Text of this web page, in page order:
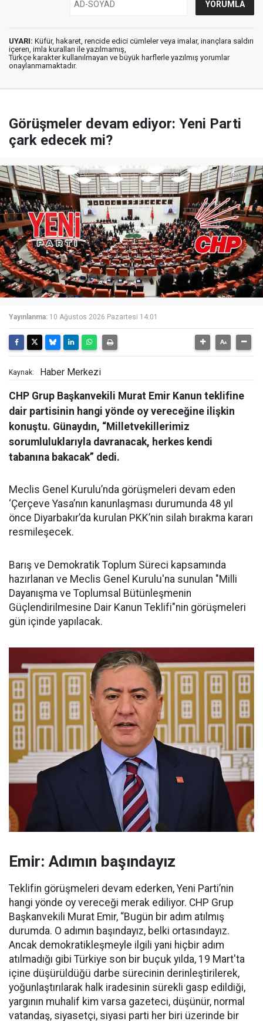
UYARI: Küfür, hakaret, rencide edici cümleler veya imalar, inançlara saldırı
içeren, imla kuralları ile yazılmamış,
Türkçe karakter kullanılmayan ve büyük harflerle yazılmış yorumlar
onaylanmamaktadır.
Görüşmeler devam ediyor: Yeni Parti
çark edecek mi?
Yayınlanma: 10 Ağustos 2026 Pazartesi 14:01
Kaynak: Haber Merkezi
CHP Grup Başkanvekili Murat Emir Kanun teklifine
dair partisinin hangi yönde oy vereceğine ilişkin
konuştu. Günaydın, “Milletvekillerimiz
sorumluluklarıyla davranacak, herkes kendi
tabanına bakacak” dedi.
Meclis Genel Kurulu’nda görüşmeleri devam eden
‘Çerçeve Yasa’nın kanunlaşması durumunda 48 yıl
önce Diyarbakır’da kurulan PKK’nin silah bırakma kararı
resmileşecek.
Barış ve Demokratik Toplum Süreci kapsamında
hazırlanan ve Meclis Genel Kurulu'na sunulan "Milli
Dayanışma ve Toplumsal Bütünleşmenin
Güçlendirilmesine Dair Kanun Teklifi"nin görüşmeleri
gün içinde yapılacak.
Emir: Adımın başındayız
Teklifin görüşmeleri devam ederken, Yeni Parti’nin
hangi yönde oy vereceği merak ediliyor. CHP Grup
Başkanvekili Murat Emir, “Bugün bir adım atılmış
durumda. O adımın başındayız, belki ortasındayız.
Ancak demokratikleşmeyle ilgili yani hiçbir adım
atılmadığı gibi Türkiye son bir buçuk yılda, 19 Mart'ta
içine düşürüldüğü darbe sürecinin derinleştirilerek,
yoğunlaştırılarak halk iradesinin sürekli gasp edildiği,
yargının muhalif kim varsa gazeteci, düşünür, normal
vatandaş, siyasetçi, siyasi parti her biri üzerinde bir